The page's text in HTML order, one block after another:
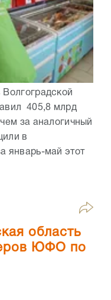
405,8 млрд
за аналогичный
в
январь-май этот
область
ЮФО по